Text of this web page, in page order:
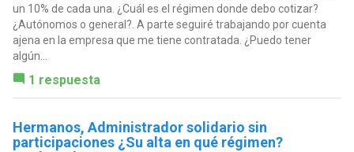
un 10% de cada una. ¿Cuál es el régimen donde debo cotizar?
¿Autónomos o general?. A parte seguiré trabajando por cuenta
ajena en la empresa que me tiene contratada. ¿Puedo tener
algún...
1 respuesta
Hermanos, Administrador solidario sin
participaciones ¿Su alta en qué régimen?